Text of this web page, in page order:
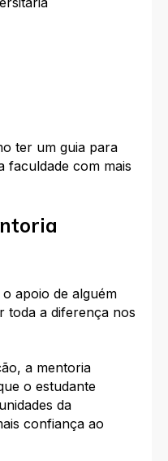
ter um guia para
faculdade com mais
apoio de alguém
toda a diferença nos
a mentoria
o estudante
da
confiança ao